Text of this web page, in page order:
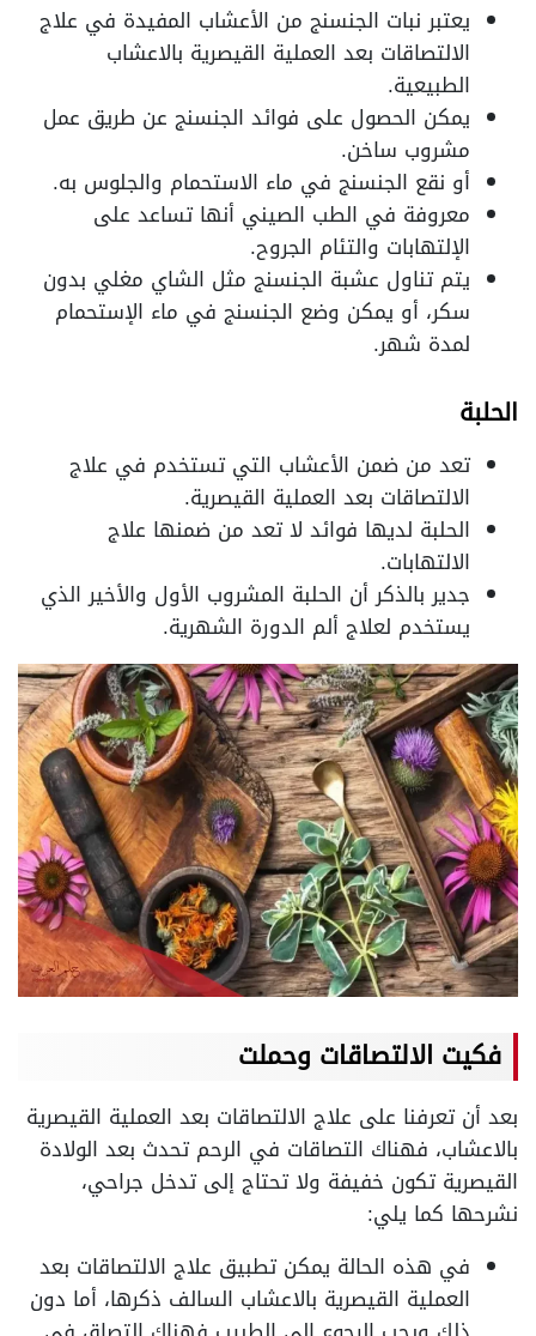
يعتبر نبات الجنسنج من الأعشاب المفيدة في علاج
الالتصاقات بعد العملية القيصرية بالاعشاب
الطبيعية.
يمكن الحصول على فوائد الجنسنج عن طريق عمل
مشروب ساخن.
أو نقع الجنسنج في ماء الاستحمام والجلوس به.
معروفة في الطب الصيني أنها تساعد على
الإلتهابات والتئام الجروح.
يتم تناول عشبة الجنسنج مثل الشاي مغلي بدون
سكر، أو يمكن وضع الجنسنج في ماء الإستحمام
لمدة شهر.
الحلبة
تعد من ضمن الأعشاب التي تستخدم في علاج
الالتصاقات بعد العملية القيصرية.
الحلبة لديها فوائد لا تعد من ضمنها علاج
الالتهابات.
جدير بالذكر أن الحلبة المشروب الأول والأخير الذي
يستخدم لعلاج ألم الدورة الشهرية.
فكيت الالتصاقات وحملت
بعد أن تعرفنا على علاج الالتصاقات بعد العملية القيصرية
بالاعشاب، فهناك التصاقات في الرحم تحدث بعد الولادة
القيصرية تكون خفيفة ولا تحتاج إلى تدخل جراحي،
نشرحها كما يلي:
في هذه الحالة يمكن تطبيق علاج الالتصاقات بعد
العملية القيصرية بالاعشاب السالف ذكرها، أما دون